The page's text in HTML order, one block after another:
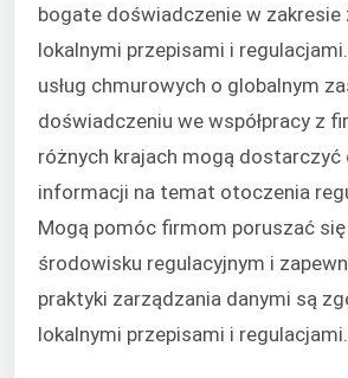
bogate doświadczenie w
lokalnymi przepisami i
usług chmurowych o globalnym
doświadczeniu we współpracy z
różnych krajach mogą dostarczyć
informacji na temat otoczenia
Mogą pomóc firmom poruszać się
środowisku regulacyjnym i
praktyki zarządzania danymi są
lokalnymi przepisami i regulacjami.